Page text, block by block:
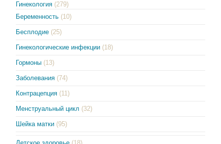
Гинекология (279)
Беременность (10)
Бесплодие (25)
Гинекологические инфекции (18)
Гормоны (13)
Заболевания (74)
Контрацепция (11)
Менструальный цикл (32)
Шейка матки (95)